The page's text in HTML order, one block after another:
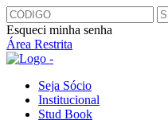
Esqueci minha senha
Área Restrita
Seja Sócio
Institucional
Stud Book